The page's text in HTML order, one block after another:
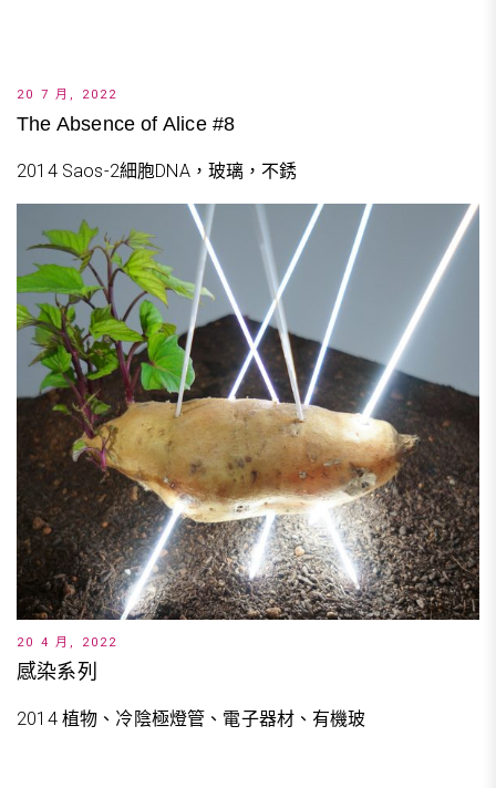
20 7 月, 2022
The Absence of Alice #8
2014 Saos-2細胞DNA，玻璃，不銹
20 4 月, 2022
感染系列
2014 植物、冷陰極燈管、電子器材、有機玻